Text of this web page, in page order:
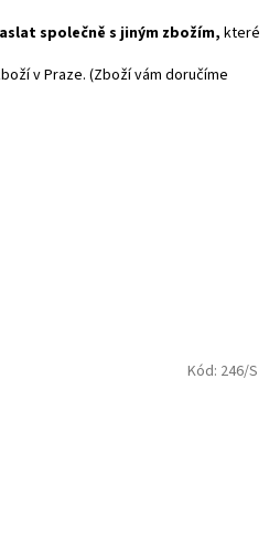
společně s jiným zbožím, které
v Praze. (Zboží vám doručíme
Kód: 246/S